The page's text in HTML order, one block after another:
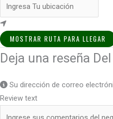
MOSTRAR RUTA PARA LLEGAR
Deja una reseña
Su dirección de correo
Review text